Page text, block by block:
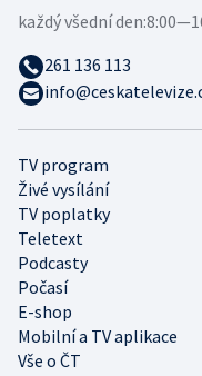
TV program
Živé vysílání
TV poplatky
Teletext
Podcasty
Počasí
E-shop
Mobilní a TV aplikace
Vše o ČT
každý všední den:
261 136 113